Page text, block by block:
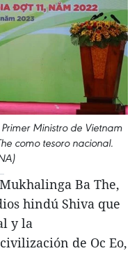
Ministro de Vietnam
como tesoro nacional.
Ba The,
hindú Shiva que
y la
de Oc Eo,